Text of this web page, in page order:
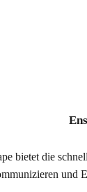
bietet die
und